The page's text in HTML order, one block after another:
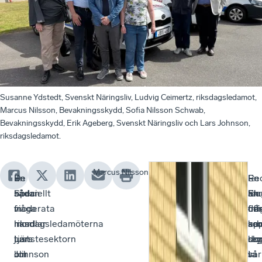
Susanne Ydstedt, Svenskt Näringsliv, Ludvig Ceimertz, riksdagsledamot,
Marcus Nilsson, Bevakningsskydd, Sofia Nilsson Schwab,
Bevakningsskydd, Erik Ageberg, Svenskt Näringsliv och Lars Johnson,
riksdagsledamot.
De
båda
moderata
riksdagsledamöterna
Lars
Johnson
En
sådan
fråga
handlar
just
om
–
Speciellt
vi
inom
tjänstesektorn
blir
Marcus Nilsson
i
–
så
En
var
–
En
ta